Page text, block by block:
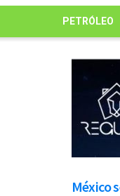
PETRÓLEO
México